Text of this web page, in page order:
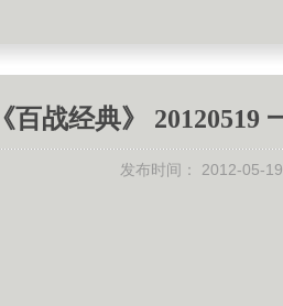
《百战经典》
发布时间： 2012-05-